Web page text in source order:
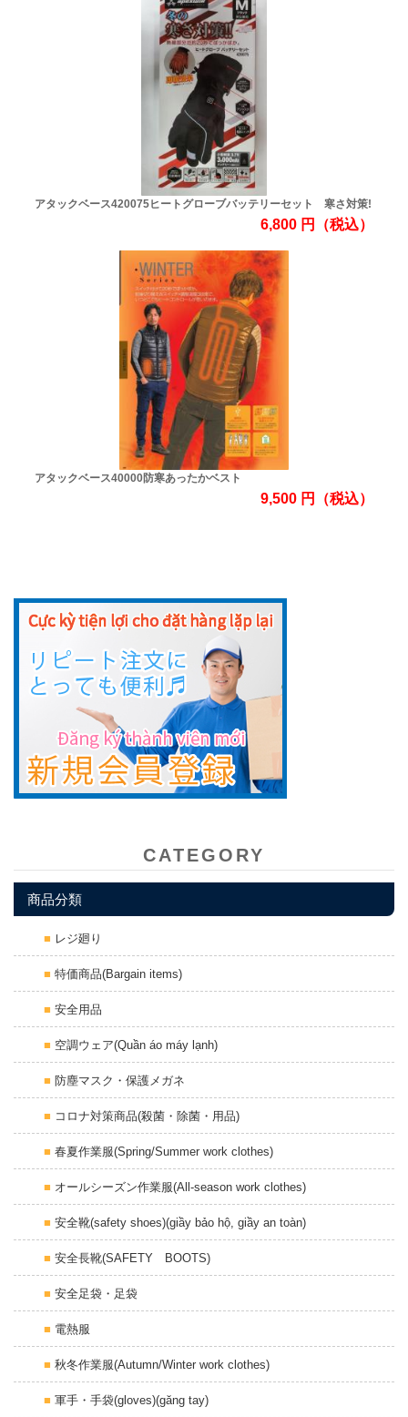
アタックベース420075ヒートグローブバッテリーセット 寒さ対策!
6,800円 （税込）
アタックベース40000防寒あったかベスト
9,500円 （税込）
CATEGORY
商品分類
レジ廻り
特価商品(Bargain items)
安全用品
空調ウェア(Quần áo máy lạnh)
防塵マスク・保護メガネ
コロナ対策商品(殺菌・除菌・用品)
春夏作業服(Spring/Summer work clothes)
オールシーズン作業服(All-season work clothes)
安全靴(safety shoes)(giầy bảo hộ, giầy an toàn)
安全長靴(SAFETY BOOTS)
安全足袋・足袋
電熱服
秋冬作業服(Autumn/Winter work clothes)
軍手・手袋(gloves)(găng tay)